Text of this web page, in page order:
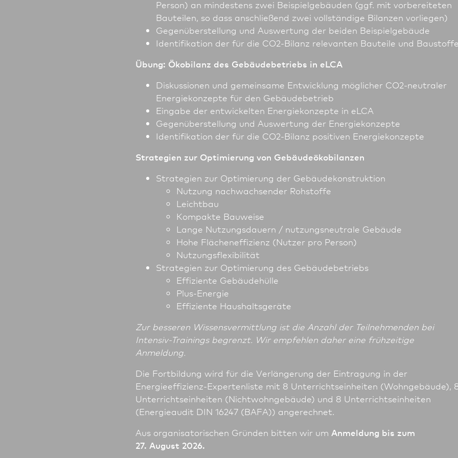
Person) an mindestens zwei Beispielgebäuden (ggf. mit vorbereiteten
Bauteilen, so dass anschließend zwei vollständige Bilanzen vorliegen)
Gegenüberstellung und Auswertung der beiden Beispielgebäude
Identifikation der für die CO2-Bilanz relevanten Bauteile und
Übung: Ökobilanz des Gebäudebetriebs in eLCA
Diskussionen und gemeinsame Ent­wick­lung möglicher CO2-neutraler
Energie­konzepte für den Gebäudebetrieb
Eingabe der entwickelten Energie­konzepte in eLCA
Gegenüberstellung und Auswertung der Energie­konzepte
Identifikation der für die CO2-Bilanz positiven Energie­konzepte
Strategien zur Optimierung von Gebäudeökobilanzen
Strategien zur Optimierung der Gebäudekonstruktion
Nutzung nachwachsender Roh­stoffe
Leichtbau
Kompakte Bauweise
Lange Nutzungsdauern / nutzungsneutrale Gebäude
Hohe Flächeneffizienz (Nutzer pro Person)
Nutzungsflexibilität
Strategien zur Optimierung des Gebäudebetriebs
Effiziente Gebäudehülle
Plus-Energie
Effiziente Haushaltsgeräte
Zur besseren Wissensvermittlung ist die Anzahl der Teilnehmenden bei
Intensiv-Trainings begrenzt. Wir empfehlen daher eine frühzeitige
Anmeldung.
Die Fortbildung wird für die Verlängerung der Eintragung in der
Energieeffizienz-Expertenliste mit 8 Unter­richts­einheiten (Wohngebäude),
Unter­richts­einheiten (Nichtwohngebäude) und 8 Unter­richts­einheiten
(Energieaudit DIN 16247 (BAFA)) angerechnet.
Aus organisatorischen Gründen bitten wir um Anmeldung bis zum
27. August 2026.